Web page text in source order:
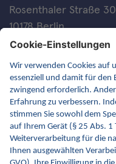
Rosenthaler Straße 30
10178 Berlin
Kontakt
FAQ